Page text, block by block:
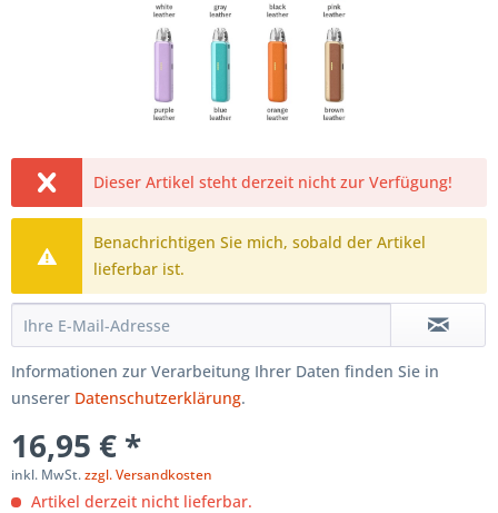
Dieser Artikel steht derzeit nicht zur Verfügung!
Benachrichtigen Sie mich, sobald der Artikel
lieferbar ist.
Informationen zur Verarbeitung Ihrer Daten finden Sie in
unserer Datenschutzerklärung.
16,95 € *
inkl. MwSt.zzgl. Versandkosten
Artikel derzeit nicht lieferbar.